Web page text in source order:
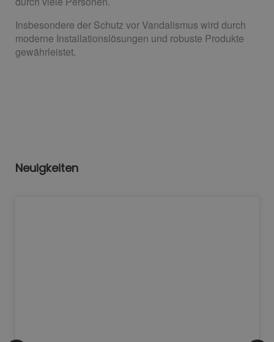
Insbesondere der Schutz vor Vandalismus wird durch
moderne Installationslösungen und robuste Produkte
gewährleistet.
Neuigkeiten